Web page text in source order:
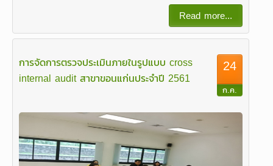
Read more...
24
ก.ค.
การจัดการตรวจประเมินภายในรูปแบบ cross
internal audit สาขาขอนแก่นประจำปี 2561